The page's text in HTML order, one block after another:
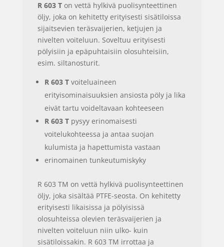
R 603 T on vettä hylkivä puolisynteettinen
öljy, joka on kehitetty erityisesti sisätiloissa
sijaitsevien teräsvaijerien, ketjujen ja
nivelten voiteluun. Soveltuu erityisesti
pölyisiin ja epäpuhtaisiin olosuhteisiin,
esim. siltanosturit.
R 603 T voiteluaineen
erityisominaisuuksien ansiosta pöly ja lika
eivät tartu voideltavaan kohteeseen
R 603 T pysyy erinomaisesti
voitelukohteessa ja antaa suojan
kulumista ja hapettumista vastaan
erinomainen tunkeutumiskyky
R 603 TM on vettä hylkivä puolisynteettinen
öljy, joka sisältää PTFE-seosta. On kehitetty
erityisesti likaisissa ja pölyisissä
olosuhteissa olevien teräsvaijerien ja
nivelten voiteluun niin ulko- kuin
sisätiloissakin. R 603 TM irrottaa ja